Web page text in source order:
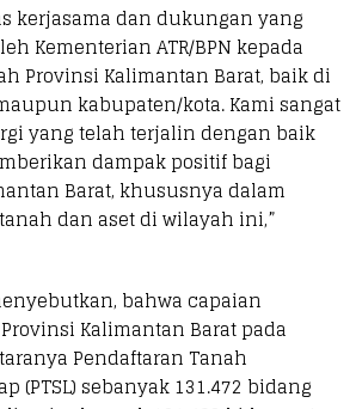
kerjasama dan dukungan yang
Kementerian ATR/BPN kepada
Provinsi Kalimantan Barat, baik di
kabupaten/kota. Kami sangat
yang telah terjalin dengan baik
dampak positif bagi
Barat, khususnya dalam
dan aset di wilayah ini,”
bahwa capaian
Kalimantan Barat pada
Pendaftaran Tanah
(PTSL) sebanyak 131.472 bidang